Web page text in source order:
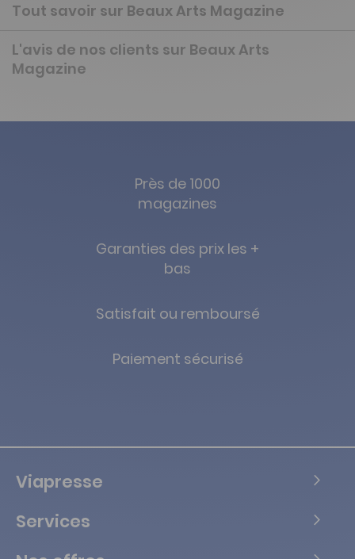
Tout savoir sur Beaux Arts Magazine
L'avis de nos clients sur Beaux Arts
Magazine
Près de 1000
magazines
Garanties des prix les +
bas
Satisfait ou remboursé
Paiement sécurisé
Viapresse
Services